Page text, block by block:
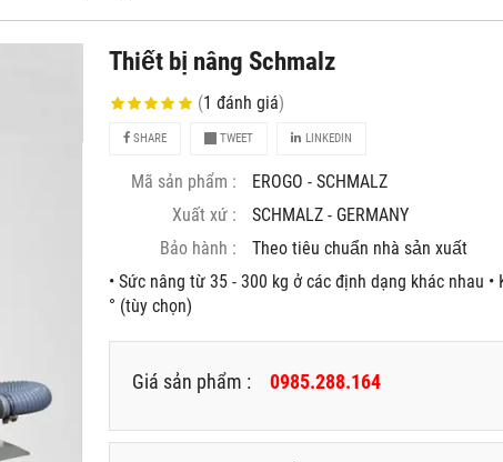
Thiết bị nâng Schmalz
(1đánh giá)
SHARE TWEET LINKEDIN
Mã sản phẩm :
EROGO - SCHMALZ
Xuất xứ :
SCHMALZ - GERMANY
Bảo hành :
Theo tiêu chuẩn nhà sản xuất
• Sức nâng từ 35 - 300 kg ở các định dạng khác nhau
° (tùy chọn)
Giá sản phẩm : 0985.288.164